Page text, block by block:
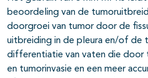
beoordeling van de
doorgroei van tumor door de
uitbreiding in de pleura en/of de
differentiatie van vaten die door
en tumorinvasie en een meer